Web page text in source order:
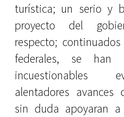
turística; un serio y
proyecto del
respecto;
federales, se
incuestionables
alentadores avances
sin duda apoyaran